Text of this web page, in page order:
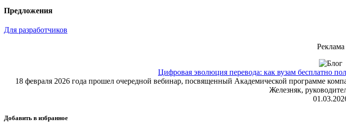
Предложения
Для разработчиков
Реклама
Цифровая эволюция перевода: как вузам бесплатно
18 февраля 2026 года прошел очередной вебинар, посвященный Академической программе
Железняк,
Добавить в избранное